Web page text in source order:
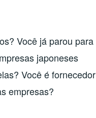
Você já parou para
japoneses
Você é fornecedor
empresas?